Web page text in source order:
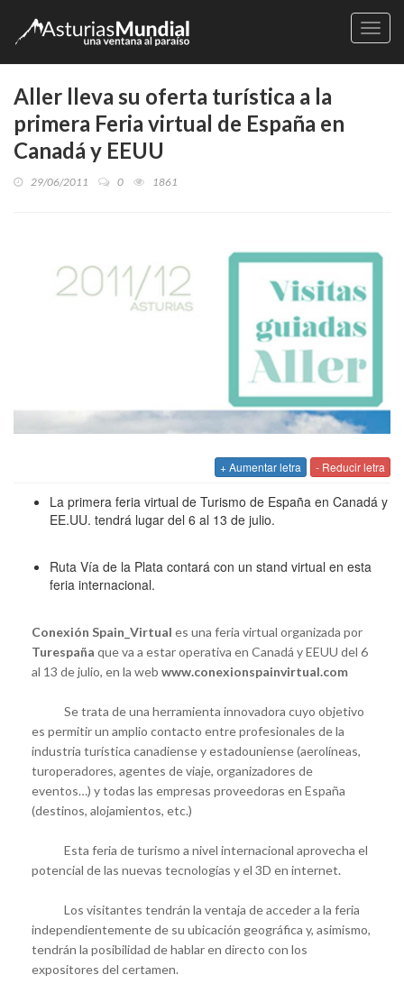
Aller lleva su oferta turística a la
primera Feria virtual de España en
Canadá y EEUU
29/06/2011 0 1861
+ Aumentar letra - Reducir letra
La primera feria virtual de Turismo de España en Canadá y
EE.UU. tendrá lugar del 6 al 13 de julio.
Ruta Vía de la Plata contará con un stand virtual en esta
feria internacional.
Conexión Spain_Virtual es una feria virtual organizada por
Turespaña que va a estar operativa en Canadá y EEUU del 6
al 13 de julio, en la web www.conexionspainvirtual.com
Se trata de una herramienta innovadora cuyo objetivo
es permitir un amplio contacto entre profesionales de la
industria turística canadiense y estadouniense (aerolíneas,
turoperadores, agentes de viaje, organizadores de
eventos…) y todas las empresas proveedoras en España
(destinos, alojamientos, etc.)
Esta feria de turismo a nivel internacional aprovecha el
potencial de las nuevas tecnologías y el 3D en internet.
Los visitantes tendrán la ventaja de acceder a la feria
independientemente de su ubicación geográfica y, asimismo,
tendrán la posibilidad de hablar en directo con los
expositores del certamen.